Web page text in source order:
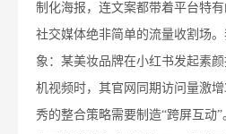
制化海报，连文案都带着平台特有
社交媒体绝非简单的流量收割场
象：某美妆品牌在小红书发起素
机视频时，其官网同期访问量激
秀的整合策略需要制造“跨屏互动